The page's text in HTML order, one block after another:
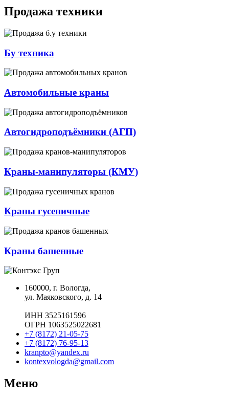
Продажа техники
Бу техника
Автомобильные краны
Автогидроподъёмники (АГП)
Краны-манипуляторы (КМУ)
Краны гусеничные
Краны башенные
160000, г. Вологда,
ул. Маяковского, д. 14
ИНН 3525161596
ОГРН 1063525022681
+7 (8172) 21-05-75
+7 (8172) 76-95-13
kranpto@yandex.ru
kontexvologda@gmail.com
Меню